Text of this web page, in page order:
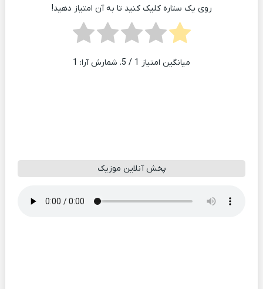
روی یک ستاره کلیک کنید تا به آن امتیاز دهید!
میانگین امتیاز 1 / 5. شمارش آرا: 1
پخش آنلاین موزیک